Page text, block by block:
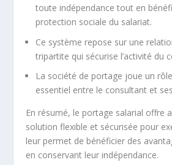
toute indépendance tout en
protection sociale du salariat.
Ce système repose sur une
tripartite qui sécurise l’activité du
La société de portage joue un
essentiel entre le consultant et
En résumé, le portage salarial offre
solution flexible et sécurisée pour
leur permet de bénéficier des
en conservant leur indépendance.